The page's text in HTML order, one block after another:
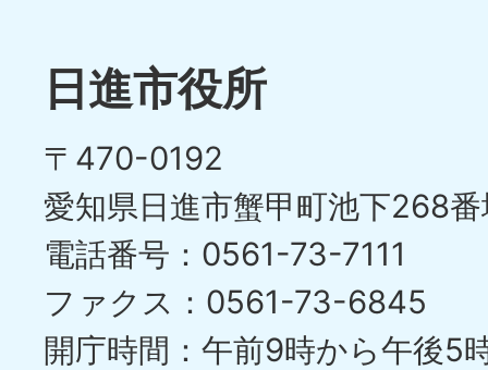
イ
目
の
ス
ラ
イ
ド
日進市役所
〒470-0192
愛知県日進市蟹甲町池下268
電話番号：0561-73-7111
ファクス：0561-73-6845
開庁時間：午前9時から午後5